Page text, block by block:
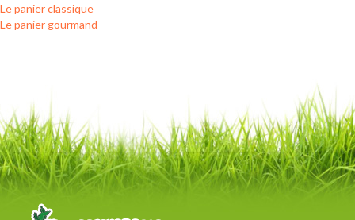
Le panier classique
Le panier gourmand